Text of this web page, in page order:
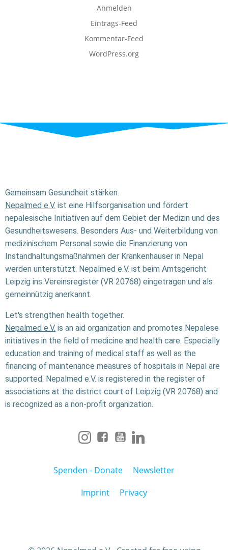
Anmelden
Eintrags-Feed
Kommentar-Feed
WordPress.org
Gemeinsam Gesundheit stärken.
Nepalmed e.V. ist eine Hilfsorganisation und fördert
nepalesische Initiativen auf dem Gebiet der Medizin und des
Gesundheitswesens. Besonders Aus- und Weiterbildung von
medizinischem Personal sowie die Finanzierung von
Instandhaltungsmaßnahmen der Krankenhäuser in Nepal
werden unterstützt. Nepalmed e.V. ist beim Amtsgericht
Leipzig ins Vereinsregister (VR 20768) eingetragen und als
gemeinnützig anerkannt.
Let's strengthen health together.
Nepalmed e.V. is an aid organization and promotes Nepalese
initiatives in the field of medicine and health care. Especially
education and training of medical staff as well as the
financing of maintenance measures of hospitals in Nepal are
supported. Nepalmed e.V. is registered in the register of
associations at the district court of Leipzig (VR 20768) and
is recognized as a non-profit organization.
Spenden - Donate
Newsletter
Imprint
Privacy